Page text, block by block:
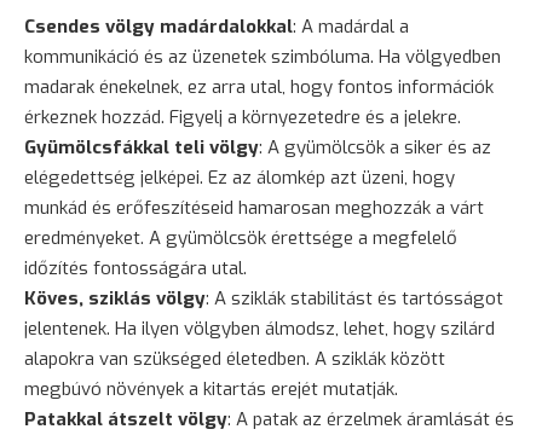
Csendes völgy madárdalokkal: A madárdal a
kommunikáció és az üzenetek szimbóluma. Ha völgyedben
madarak énekelnek, ez arra utal, hogy fontos információk
érkeznek hozzád. Figyelj a környezetedre és a jelekre.
Gyümölcsfákkal teli völgy: A gyümölcsök a siker és az
elégedettség jelképei. Ez az álomkép azt üzeni, hogy
munkád és erőfeszítéseid hamarosan meghozzák a várt
eredményeket. A gyümölcsök érettsége a megfelelő
időzítés fontosságára utal.
Köves, sziklás völgy: A sziklák stabilitást és tartósságot
jelentenek. Ha ilyen völgyben álmodsz, lehet, hogy szilárd
alapokra van szükséged életedben. A sziklák között
megbúvó növények a kitartás erejét mutatják.
Patakkal átszelt völgy: A patak az érzelmek áramlását és